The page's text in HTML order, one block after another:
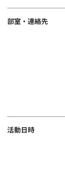
部室・連絡先
活動日時